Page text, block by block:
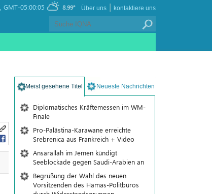
GMT-05:00:05 8.99° kontaktiere uns
|
Über uns
Meist gesehene Titel Neueste Nachrichten
Diplomatisches Kräftemessen im WM-
Finale
Pro-Palästina-Karawane erreichte
Srebrenica aus Frankreich + Video
Ansarallah im Jemen kündigt
Seeblockade gegen Saudi-Arabien an
Begrüßung der Wahl des neuen
Vorsitzenden des Hamas-Politbüros